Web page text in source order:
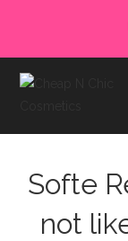
content
Softe
not